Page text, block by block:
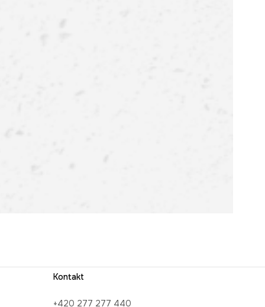
Kontakt
+420 277 277 440